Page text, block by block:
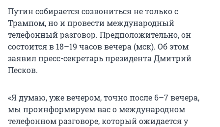
Путин собирается созвониться не только с
Трампом, но и провести международный
телефонный разговор. Предположительно, он
состоится в 18–19 часов вечера (мск). Об этом
заявил пресс-секретарь президента Дмитрий
Песков.
«Я думаю, уже вечером, точно после 6–7 вечера,
мы проинформируем вас о международном
телефонном разговоре, который ожидается у